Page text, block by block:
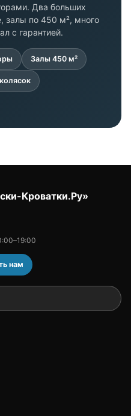
Два больших
залы по 450 м², много
с гарантией.
Залы 450 м²
Кроватки.Ру»
нам